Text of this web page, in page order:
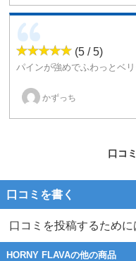
しかし部屋が南国の匂いに
結構これはリピートしていま
(5 / 5)
パインが強めでふわっとベリ
もちろん清涼剤足しても美味
フルーツ系のリキッドは基本的に清涼剤
かずっち
口コ
口コミを書く
口コミを投稿するために
HORNY FLAVAの他の商品